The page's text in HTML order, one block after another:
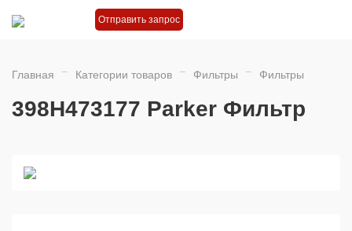
Отправить запрос
Главная Категории товаров Фильтры Фильтры
398H473177 Parker Фильтр